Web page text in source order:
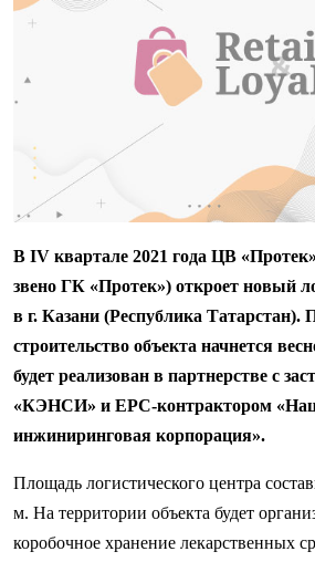
В IV квартале 2021 года ЦВ
звено ГК «Протек») откроет новый
в г. Казани (Республика Татарстан).
строительство объекта начнется
будет реализован в партнерстве с
«КЭНСИ» и EPC-контрактором
инжиниринговая корпорация».
Площадь логистического центра
м. На территории объекта будет
коробочное хранение лекарственных